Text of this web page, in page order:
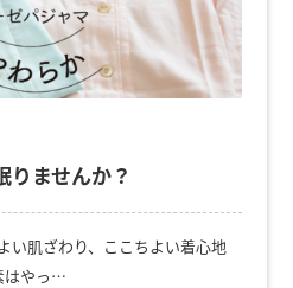
りませんか？
い肌ざわり、ここちよい着心地
はやっ…